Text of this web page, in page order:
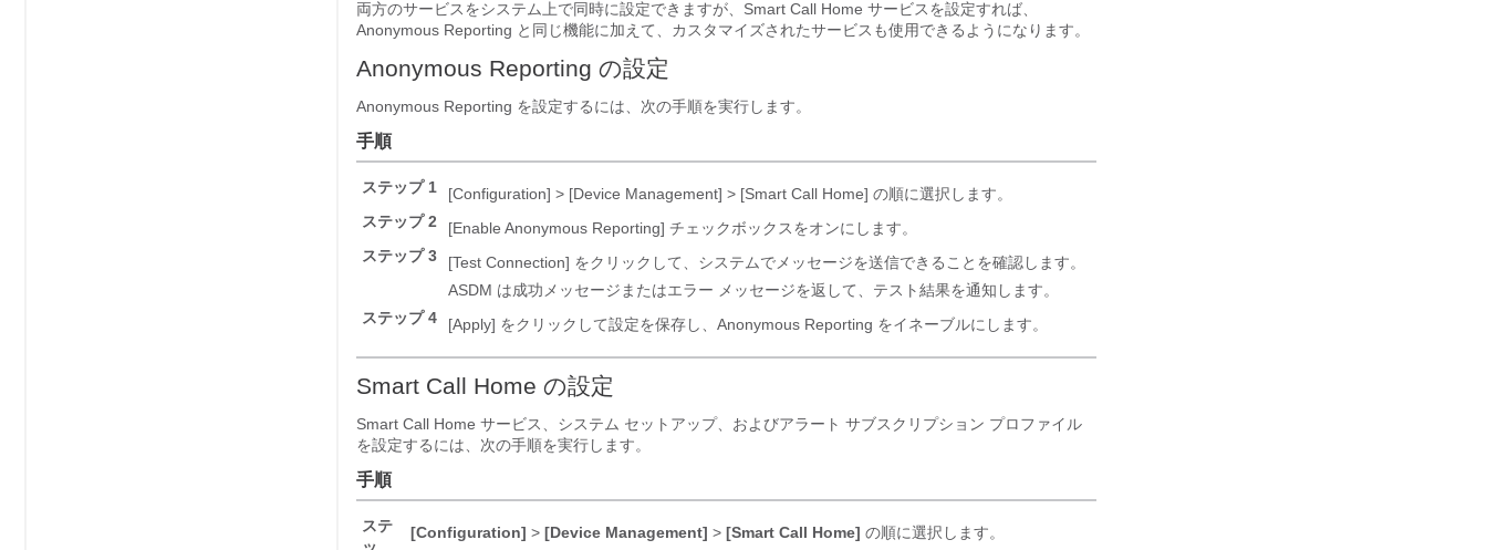
両方のサービスをシステム上で同時に設定できますが、Smart Call Home サービスを設定すれば、
Anonymous Reporting と同じ機能に加えて、カスタマイズされたサービスも使用できるようになります。
Anonymous Reporting の設定
Anonymous Reporting を設定するには、次の手順を実行します。
手順
ステップ 1 [Configuration] > [Device Management] > [Smart Call Home] の順に選択します。
ステップ 2
[Enable Anonymous Reporting] チェックボックスをオンにします。
ステップ 3
[Test Connection] をクリックして、システムでメッセージを送信できることを確認します。
ASDM は成功メッセージまたはエラー メッセージを返して、テスト結果を通知します。
ステップ 4
[Apply] をクリックして設定を保存し、Anonymous Reporting をイネーブルにします。
Smart Call Home の設定
Smart Call Home サービス、システム セットアップ、およびアラート サブスクリプション プロファイル
を設定するには、次の手順を実行します。
手順
ステ
[Configuration] > [Device Management] > [Smart Call Home] の順に選択します。